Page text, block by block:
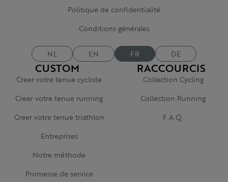
CUSTOM
Creer votre tenue cycliste
Creer votre tenue running
Creer votre tenue triathlon
Entreprises
Notre méthode
Promesse de service
RACCOURCIS
Collection Cycling
Collection Running
F.A.Q.
Politique de confidentialité
Conditions générales
NL EN FR DE